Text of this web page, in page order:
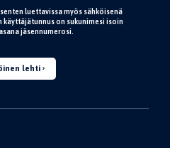
luettavissa myös sähköisenä
käyttäjätunnus on sukunimesi isoin
jäsennumerosi.
lehti